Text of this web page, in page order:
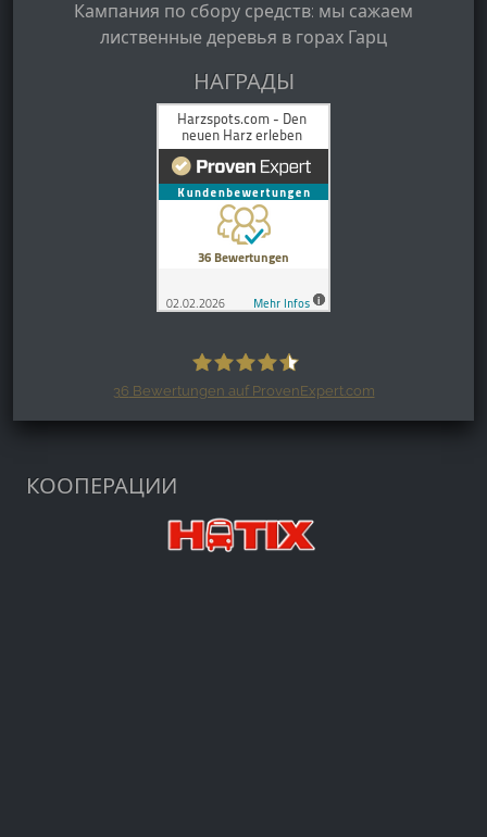
Кампания по сбору средств: мы сажаем
лиственные деревья в горах Гарц
НАГРАДЫ
36 Bewertungen auf ProvenExpert.com
КООПЕРАЦИИ